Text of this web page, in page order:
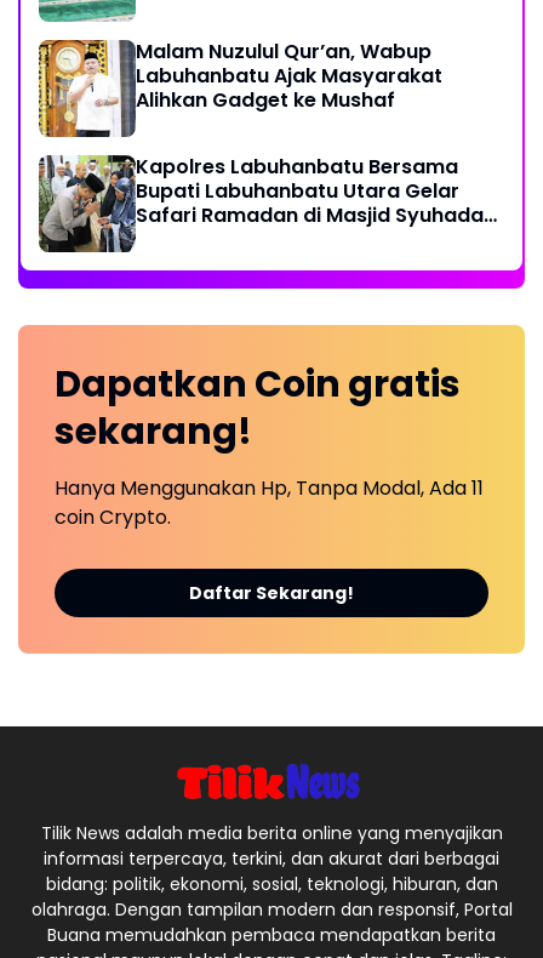
Malam Nuzulul Qur’an, Wabup
Labuhanbatu Ajak Masyarakat
Alihkan Gadget ke Mushaf
Kapolres Labuhanbatu Bersama
Bupati Labuhanbatu Utara Gelar
Safari Ramadan di Masjid Syuhada
Dapatkan Coin gratis
sekarang!
Hanya Menggunakan Hp, Tanpa Modal, Ada 11
coin Crypto.
Daftar Sekarang!
Tilik News adalah media berita online yang menyajikan
informasi terpercaya, terkini, dan akurat dari berbagai
bidang: politik, ekonomi, sosial, teknologi, hiburan, dan
olahraga. Dengan tampilan modern dan responsif, Portal
Buana memudahkan pembaca mendapatkan berita